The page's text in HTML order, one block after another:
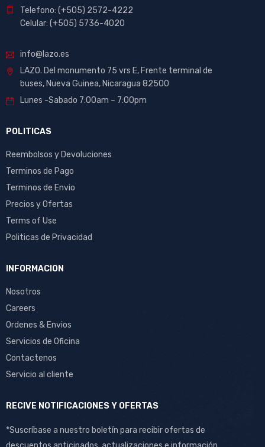
Telefono: (+505) 2572-4222
Celular: (+505) 5736-4020
info@lazo.es
LAZO. Del monumento 75 vrs E, Frente terminal de
buses, Nueva Guinea, Nicaragua 82500
Lunes -Sabado 7:00am – 7:00pm
POLITICAS
Reembolsos y Devoluciones
Terminos de Pago
Terminos de Envio
Precios y Ofertas
Terms of Use
Politicas de Privacidad
INFORMACION
Nosotros
Careers
Ordenes & Envios
Servicios de Oficina
Contactenos
Servicio al cliente
RECIVE NOTIFICACIONES Y OFERTAS
*Suscríbase a nuestro boletín para recibir ofertas de